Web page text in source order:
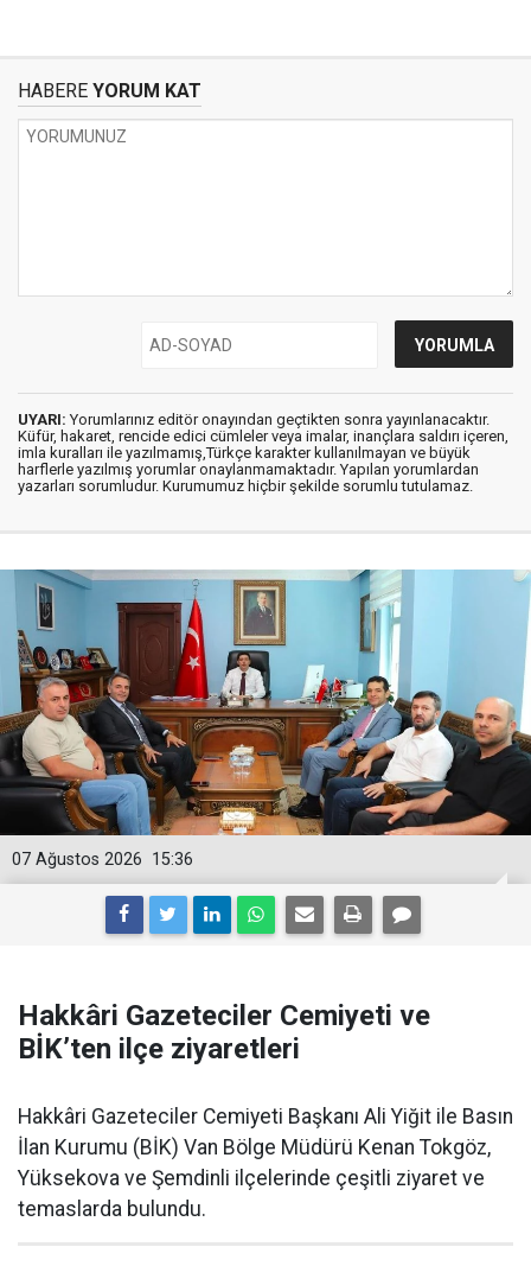
HABERE YORUM KAT
UYARI: Yorumlarınız editör onayından geçtikten sonra yayınlanacaktır.
Küfür, hakaret, rencide edici cümleler veya imalar, inançlara saldırı içeren,
imla kuralları ile yazılmamış,Türkçe karakter kullanılmayan ve büyük
harflerle yazılmış yorumlar onaylanmamaktadır. Yapılan yorumlardan
yazarları sorumludur. Kurumumuz hiçbir şekilde sorumlu tutulamaz.
15:36
07 Ağustos 2026
Hakkâri Gazeteciler Cemiyeti ve
BİK’ten ilçe ziyaretleri
Hakkâri Gazeteciler Cemiyeti Başkanı Ali Yiğit ile Basın
İlan Kurumu (BİK) Van Bölge Müdürü Kenan Tokgöz,
Yüksekova ve Şemdinli ilçelerinde çeşitli ziyaret ve
temaslarda bulundu.